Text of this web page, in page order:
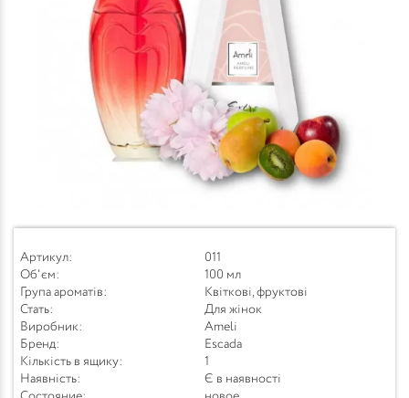
Артикул:
011
Об'єм:
100 мл
Група ароматів:
Квіткові, фруктові
Стать:
Для жінок
Виробник:
Ameli
Бренд:
Escada
Кількість в ящику:
1
Наявність:
Є в наявності